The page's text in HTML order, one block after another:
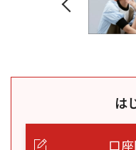
は
口